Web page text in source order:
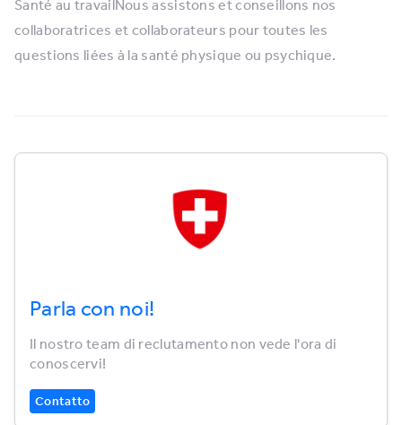
Santé au travailNous assistons et conseillons nos
collaboratrices et collaborateurs pour toutes les
questions liées à la santé physique ou psychique.
Parla con noi!
Il nostro team di reclutamento non vede l'ora di
conoscervi!
Contatto